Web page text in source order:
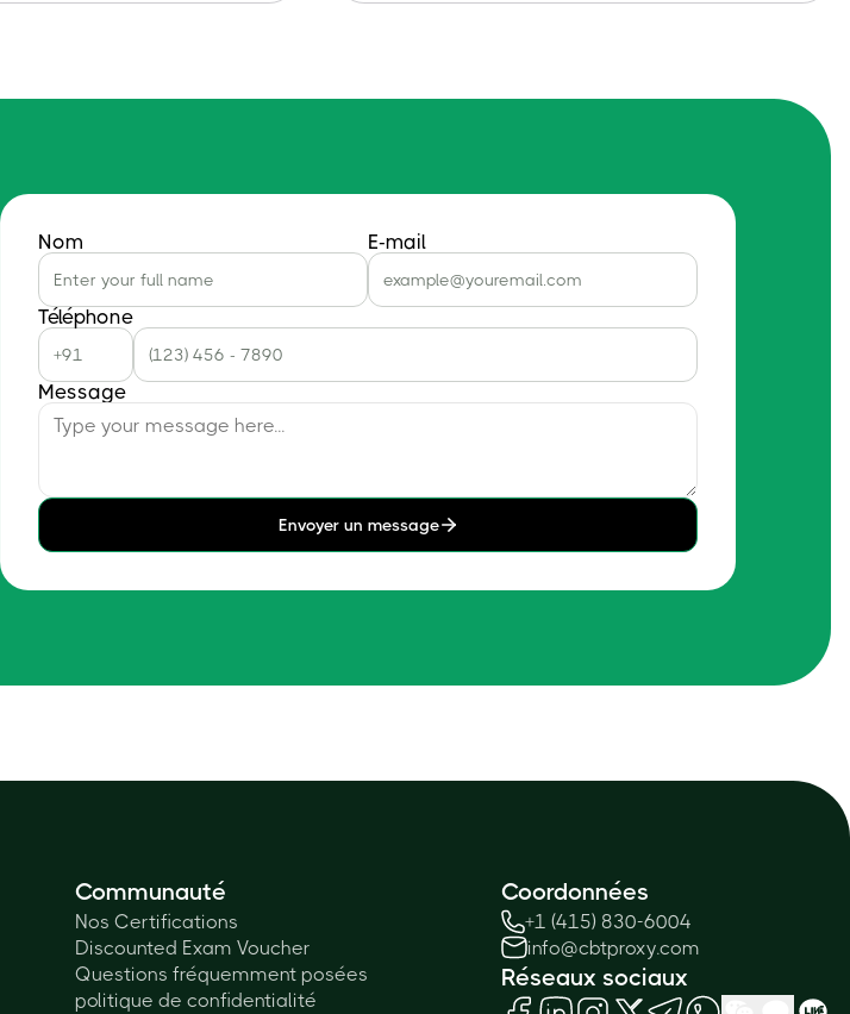
Nom E-mail
Téléphone
Message
Envoyer un message
Communauté
Nos Certifications
Discounted Exam Voucher
Questions fréquemment posées
politique de confidentialité
Coordonnées
+1 (415) 830-6004
info@cbtproxy.com
Réseaux sociaux